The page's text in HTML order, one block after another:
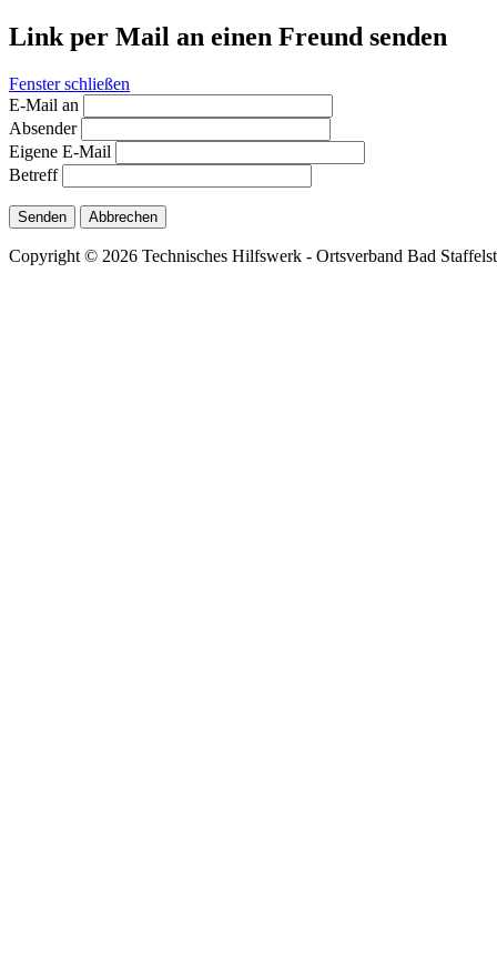
Link per Mail an einen Freund senden
Fenster schließen
E-Mail an
Absender
Eigene E-Mail
Betreff
Senden Abbrechen
Copyright © 2026 Technisches Hilfswerk - Ortsverband Bad